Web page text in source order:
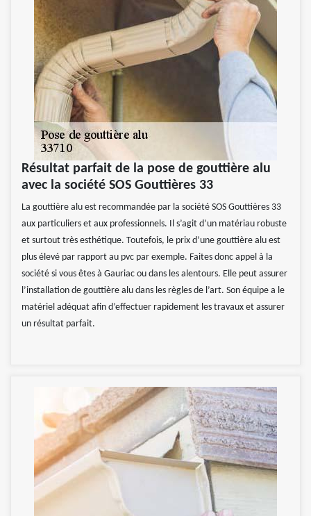
Résultat parfait de la pose de gouttière alu
avec la société SOS Gouttières 33
La gouttière alu est recommandée par la société SOS Gouttières 33
aux particuliers et aux professionnels. Il s’agit d’un matériau robuste
et surtout très esthétique. Toutefois, le prix d’une gouttière alu est
plus élevé par rapport au pvc par exemple. Faites donc appel à la
société si vous êtes à Gauriac ou dans les alentours. Elle peut assurer
l’installation de gouttière alu dans les règles de l’art. Son équipe a le
matériel adéquat afin d’effectuer rapidement les travaux et assurer
un résultat parfait.